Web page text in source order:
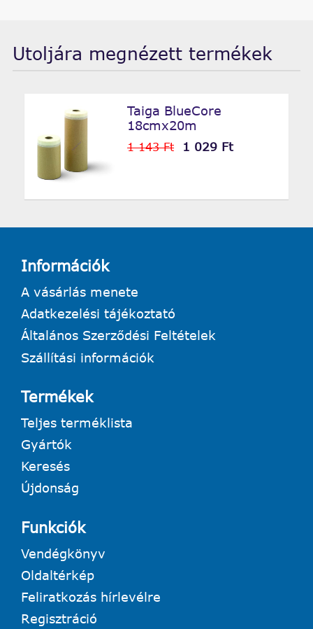
Utoljára megnézett termékek
Taiga BlueCore
18cmx20m
1 143 Ft 1 029 Ft
Információk
A vásárlás menete
Adatkezelési tájékoztató
Általános Szerződési Feltételek
Szállítási információk
Termékek
Teljes terméklista
Gyártók
Keresés
Újdonság
Funkciók
Vendégkönyv
Oldaltérkép
Feliratkozás hírlevélre
Regisztráció